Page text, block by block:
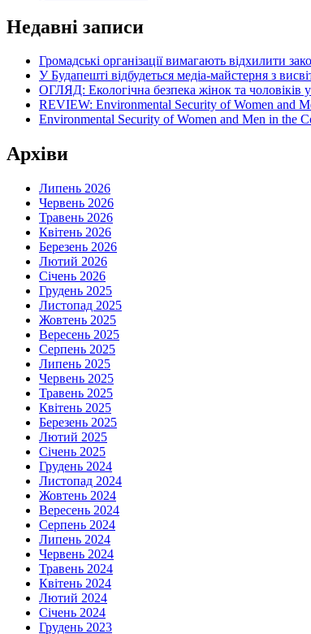
Недавні записи
Громадські організації вимагають відхилити
У Будапешті відбудеться медіа-майстерня з
ОГЛЯД: Екологічна безпека жінок та чоловіків
REVIEW: Environmental Security of Women and
Environmental Security of Women and Men in the
Архіви
Липень 2026
Червень 2026
Травень 2026
Квітень 2026
Березень 2026
Лютий 2026
Січень 2026
Грудень 2025
Листопад 2025
Жовтень 2025
Вересень 2025
Серпень 2025
Липень 2025
Червень 2025
Травень 2025
Квітень 2025
Березень 2025
Лютий 2025
Січень 2025
Грудень 2024
Листопад 2024
Жовтень 2024
Вересень 2024
Серпень 2024
Липень 2024
Червень 2024
Травень 2024
Квітень 2024
Лютий 2024
Січень 2024
Грудень 2023